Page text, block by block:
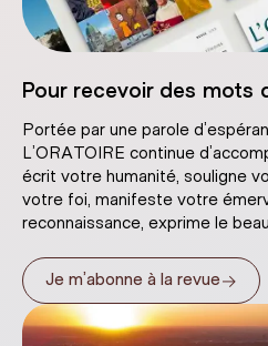
Pour recevoir des mots
Portée par une parole
L’ORATOIRE continue
écrit votre humanité, souligne
votre foi, manifeste votre
reconnaissance, exprime le
Je m’abonne à la revue→